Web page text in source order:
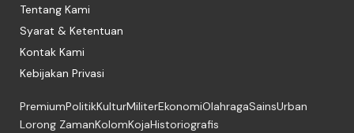
Tentang Kami
Syarat & Ketentuan
Kontak Kami
Kebijakan Privasi
PremiumPolitikKulturMiliterEkonomiOlahragaSainsUrban
Lorong ZamanKolomKojaHistoriografis